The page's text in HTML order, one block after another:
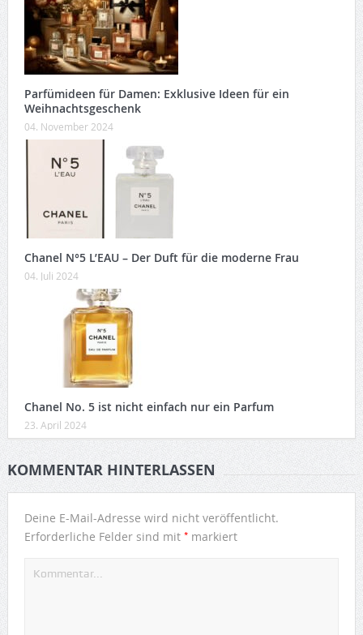
Parfümideen für Damen: Exklusive Ideen für ein
Weihnachtsgeschenk
04. November 2024
Chanel N°5 L’EAU – Der Duft für die moderne Frau
04. Juli 2024
Chanel No. 5 ist nicht einfach nur ein Parfum
23. April 2024
KOMMENTAR HINTERLASSEN
Deine E-Mail-Adresse wird nicht veröffentlicht.
Erforderliche Felder sind mit *markiert